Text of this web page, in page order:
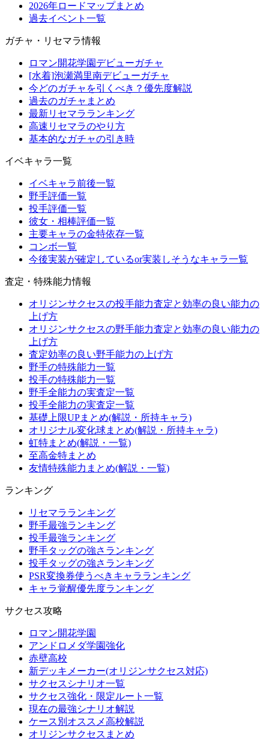
2026年ロードマップまとめ
過去イベント一覧
ガチャ・リセマラ情報
ロマン開花学園デビューガチャ
[水着]泡瀬満里南デビューガチャ
今どのガチャを引くべき？優先度解説
過去のガチャまとめ
最新リセマラランキング
高速リセマラのやり方
基本的なガチャの引き時
イベキャラ一覧
イベキャラ前後一覧
野手評価一覧
投手評価一覧
彼女・相棒評価一覧
主要キャラの金特依存一覧
コンボ一覧
今後実装が確定しているor実装しそうなキャラ一覧
査定・特殊能力情報
オリジンサクセスの投手能力査定と効率の良い能力の
上げ方
オリジンサクセスの野手能力査定と効率の良い能力の
上げ方
査定効率の良い野手能力の上げ方
野手の特殊能力一覧
投手の特殊能力一覧
野手全能力の実査定一覧
投手全能力の実査定一覧
基礎上限UPまとめ(解説・所持キャラ)
オリジナル変化球まとめ(解説・所持キャラ)
虹特まとめ(解説・一覧)
至高金特まとめ
友情特殊能力まとめ(解説・一覧)
ランキング
リセマラランキング
野手最強ランキング
投手最強ランキング
野手タッグの強さランキング
投手タッグの強さランキング
PSR変換券使うべきキャラランキング
キャラ覚醒優先度ランキング
サクセス攻略
ロマン開花学園
アンドロメダ学園強化
赤壁高校
新デッキメーカー(オリジンサクセス対応)
サクセスシナリオ一覧
サクセス強化・限定ルート一覧
現在の最強シナリオ解説
ケース別オススメ高校解説
オリジンサクセスまとめ